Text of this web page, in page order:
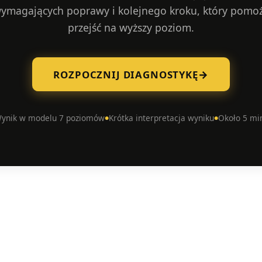
poprawy i kolejnego kroku, który
przejść na wyższy poziom.
ROZPOCZNIJ DIAGNOSTYKĘ→
w modelu 7 poziomów●Krótka interpretacja wyniku●Około 5